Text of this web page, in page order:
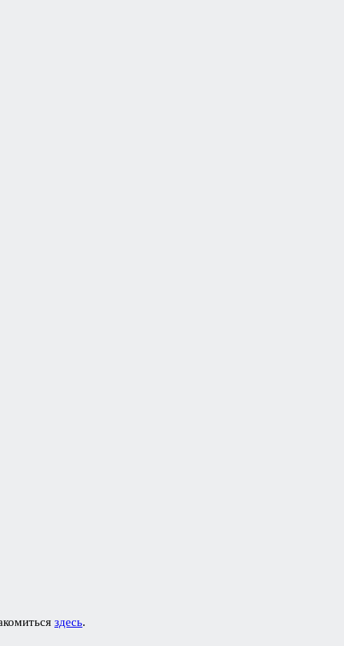
здесь.